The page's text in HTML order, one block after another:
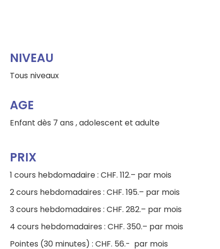
NIVEAU
Tous niveaux
AGE
Enfant dès 7 ans , adolescent et adulte
PRIX
1 cours hebdomadaire : CHF. 112.– par mois
2 cours hebdomadaires : CHF. 195.– par mois
3 cours hebdomadaires : CHF. 282.– par mois
4 cours hebdomadaires : CHF. 350.– par mois
Pointes (30 minutes) : CHF. 56.- par mois